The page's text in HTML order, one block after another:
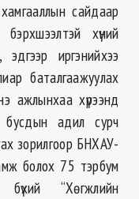
сайдаар
хүний
иргэнийхээ
баталгаажуулах
ажлынхаа хүрээнд
бусдын адил сурч
зорилгоор БНХАУ-
болох 75 тэрбум
“Хөгжлийн